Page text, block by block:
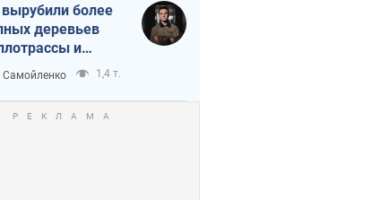
более
деревьев
и
Самойленко 1,4 т.